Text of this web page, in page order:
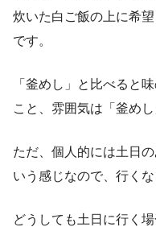
炊いた白ご飯の上に希
です。
「釜めし」と比べると
こと、雰囲気は「釜め
ただ、個人的には土日
いう感じなので、行く
どうしても土日に行く